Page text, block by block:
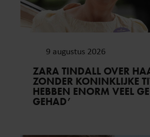
9 augustus 2026
ZARA TINDALL OVER
ZONDER KONINKLIJKE
HEBBEN ENORM VEEL
GEHAD’